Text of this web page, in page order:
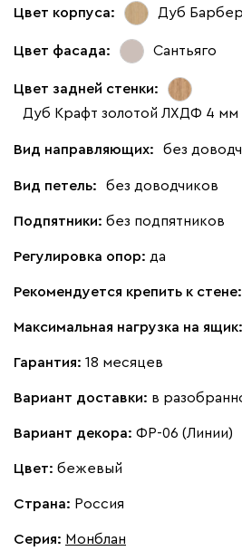
Цвет корпуса: Дуб
Цвет фасада: Сантьяго
Цвет задней стенки:
Дуб Крафт золотой ЛХДФ 4 мм
Вид направляющих: без
Вид петель: без доводчиков
Подпятники: без подпятников
Регулировка опор: да
Рекомендуется крепить к стене:
Максимальная нагрузка на ящик:
Гарантия: 18 месяцев
Вариант доставки: в
Вариант декора: ФР-06 (Линии)
Цвет: бежевый
Страна: Россия
Серия: Монблан